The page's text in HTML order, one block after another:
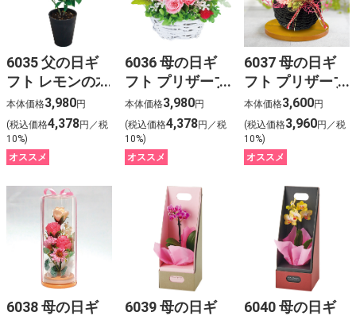
6035 父の日ギ
フト レモンの木
本体価格3,980円
(税込価格4,378円／税
10%)
オススメ
6036 母の日ギ
フト プリザーブ
ドフラワー か
ご入りピンク
本体価格3,980円
(税込価格4,378円／税
10%)
オススメ
6037 母の日ギ
フト プリザーブ
ドフラワー ば
らの花かご
本体価格3,600円
(税込価格3,960円／税
10%)
オススメ
6038 母の日ギ
6039 母の日ギ
6040 母の日ギ